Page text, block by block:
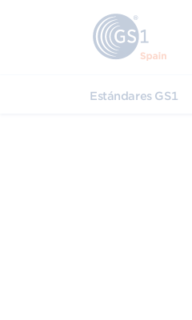
Estándares GS1